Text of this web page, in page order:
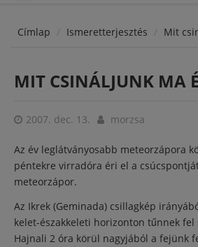
Címlap Ismeretterjesztés Mit
MIT CSINÁLJUNK MA
2007. dec. 13. morzsa
Az év leglátványosabb meteorzápora
péntekre virradóra éri el a
meteorzápor.
Az Ikrek (Geminada) csillagkép
kelet-északkeleti horizonton tűnnek fel
Hajnali 2 óra körül nagyjából a fejünk